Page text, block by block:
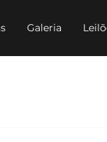
Galeria